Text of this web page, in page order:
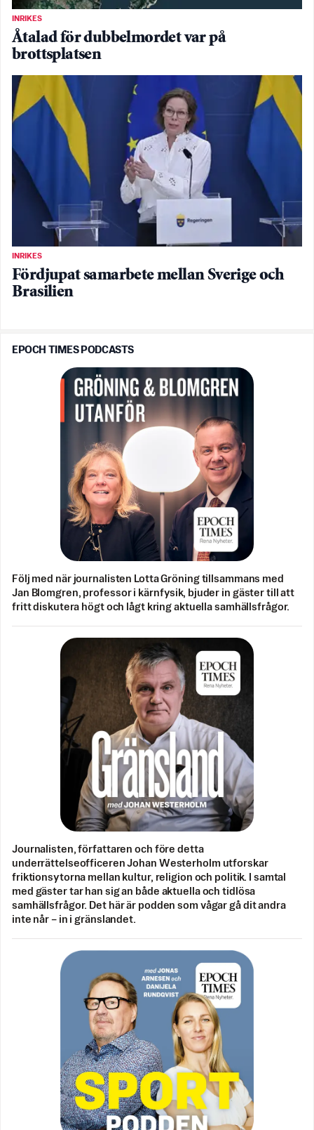
INRIKES
Åtalad för dubbelmordet var på
brottsplatsen
INRIKES
Fördjupat samarbete mellan Sverige och
Brasilien
EPOCH TIMES PODCASTS
Följ med när journalisten Lotta Gröning tillsammans med
Jan Blomgren, professor i kärnfysik, bjuder in gäster till att
fritt diskutera högt och lågt kring aktuella samhällsfrågor.
Journalisten, författaren och före detta
underrättelseofficeren Johan Westerholm utforskar
friktionsytorna mellan kultur, religion och politik. I samtal
med gäster tar han sig an både aktuella och tidlösa
samhällsfrågor. Det här är podden som vågar gå dit andra
inte når – in i gränslandet.